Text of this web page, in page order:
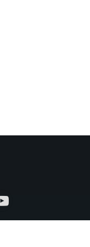
YouTube